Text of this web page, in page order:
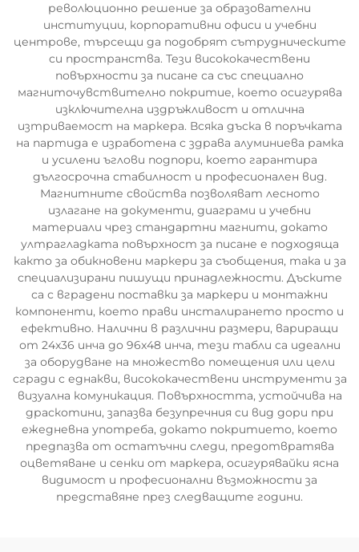
революционно решение за образователни
институции, корпоративни офиси и учебни
центрове, търсещи да подобрят сътрудническите
си пространства. Тези висококачествени
повърхности за писане са със специално
магниточувствително покритие, което осигурява
изключителна издръжливост и отлична
изтриваемост на маркера. Всяка дъска в поръчката
на партида е изработена с здрава алуминиева рамка
и усилени ъглови подпори, което гарантира
дългосрочна стабилност и професионален вид.
Магнитните свойства позволяват лесното
излагане на документи, диаграми и учебни
материали чрез стандартни магнити, докато
ултрагладката повърхност за писане е подходяща
както за обикновени маркери за съобщения, така и за
специализирани пишущи принадлежности. Дъските
са с вградени поставки за маркери и монтажни
компоненти, което прави инсталирането просто и
ефективно. Налични в различни размери, вариращи
от 24x36 инча до 96x48 инча, тези табли са идеални
за оборудване на множество помещения или цели
сгради с еднакви, висококачествени инструменти за
визуална комуникация. Повърхността, устойчива на
драскотини, запазва безупречния си вид дори при
ежедневна употреба, докато покритието, което
предпазва от остатъчни следи, предотвратява
оцветяване и сенки от маркера, осигурявайки ясна
видимост и професионални възможности за
представяне през следващите години.